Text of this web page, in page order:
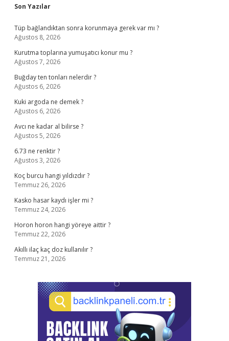
Sidebar
Son Yazılar
Tüp bağlandıktan sonra korunmaya gerek var mı ?
Ağustos 8, 2026
Kurutma toplarına yumuşatıcı konur mu ?
Ağustos 7, 2026
Buğday ten tonları nelerdir ?
Ağustos 6, 2026
Kuki argoda ne demek ?
Ağustos 6, 2026
Avcı ne kadar al bilirse ?
Ağustos 5, 2026
6.73 ne renktir ?
Ağustos 3, 2026
Koç burcu hangi yıldızdır ?
Temmuz 26, 2026
Kasko hasar kaydı işler mi ?
Temmuz 24, 2026
Horon horon hangi yöreye aittir ?
Temmuz 22, 2026
Akıllı ilaç kaç doz kullanılır ?
Temmuz 21, 2026